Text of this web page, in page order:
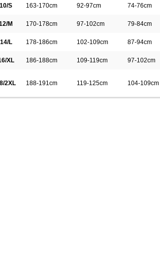
10/S 163-170cm 92-97cm 74-76cm
M 170-178cm 97-102cm 79-84cm
14/L 178-186cm 102-109cm 87-94cm
XL 186-188cm 109-119cm 97-102cm
2XL 188-191cm 119-125cm 104-109cm